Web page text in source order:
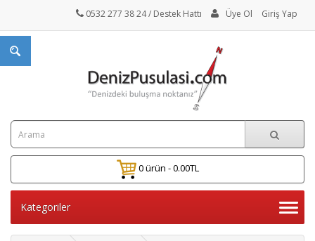
0532 277 38 24/ Destek Hattı Üye Ol Giriş Yap
0 ürün - 0.00TL
Kategoriler